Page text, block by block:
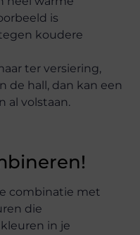
is
koudere
ter versiering,
de hall, dan kan een
al volstaan.
combinatie met
die
in je